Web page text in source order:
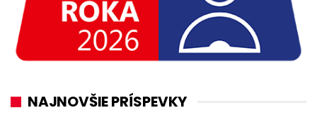
NAJNOVŠIE PRÍSPEVKY